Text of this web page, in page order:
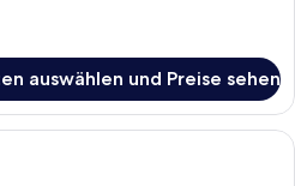
auswählen und Preise sehen
Ein ordentlich eingerichtetes